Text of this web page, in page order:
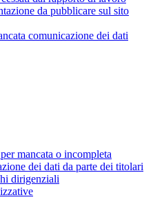
da pubblicare sul sito
comunicazione dei dati
mancata o incompleta
dei dati da parte dei titolari
dirigenziali